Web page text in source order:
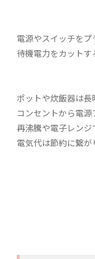
電源やスイッチを
待機電力をカット
ポットや炊飯器は長
コンセントから電源
再沸騰や電子レンジ
電気代は節約に繋